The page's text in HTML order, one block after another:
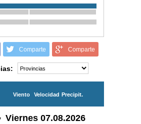
Comparte Comparte
Viento Velocidad Precipit.
Viernes 07.08.2026